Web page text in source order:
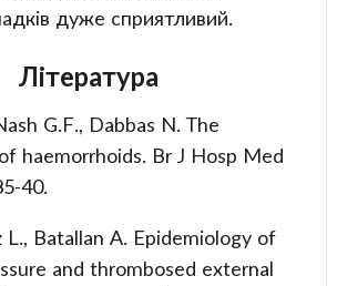
дуже сприятливий.
Література
G.F., Dabbas N. The
haemorrhoids. Br J Hosp Med
40.
L., Batallan A. Epidemiology of
and thrombosed external